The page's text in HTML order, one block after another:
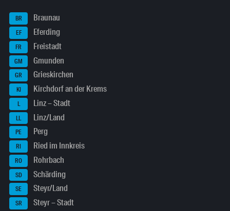
BR Braunau
EF Eferding
FR Freistadt
GM Gmunden
GR Grieskirchen
KI Kirchdorf an der Krems
L Linz – Stadt
LL Linz/Land
PE Perg
RI Ried im Innkreis
RO Rohrbach
SD Schärding
SE Steyr/Land
SR Steyr – Stadt